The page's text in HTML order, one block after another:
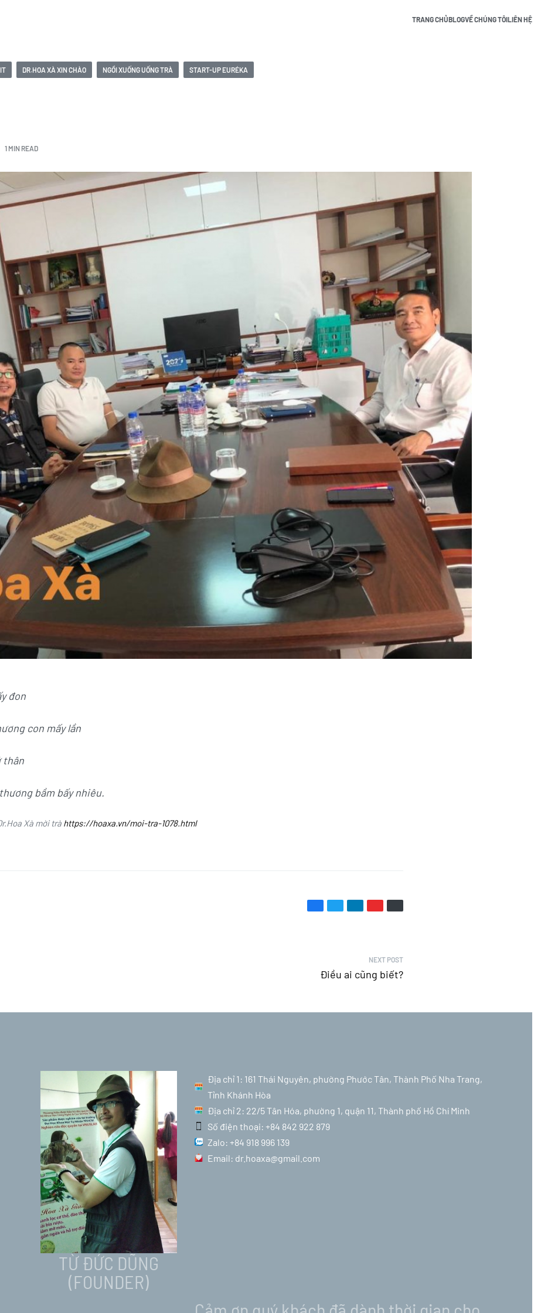
TRANG CHỦBLOGVỀ CHÚNG TÔILIÊN HỆ
DR.HOA XÀ XIN CHÀO NGỒI XUỐNG UỐNG TRÀ START-UP EURÉKA
1 MIN READ
đon
con mấy lần
thân
bầm bấy nhiêu.
Xà mời trà https://hoaxa.vn/moi-tra-1078.html
NEXT POST
Điều ai cũng biết?
Địa chỉ 1: 161 Thái Nguyên, phường Phước Tân, Thành Phố Nha Trang,
Tỉnh Khánh Hòa
Địa chỉ 2: 22/5 Tân Hóa, phường 1, quận 11, Thành phố Hồ Chí Minh
Số điện thoại: +84 842 922 879
Zalo: +84 918 996 139
Email: dr.hoaxa@gmail.com
TỪ ĐỨC DŨNG
(FOUNDER)